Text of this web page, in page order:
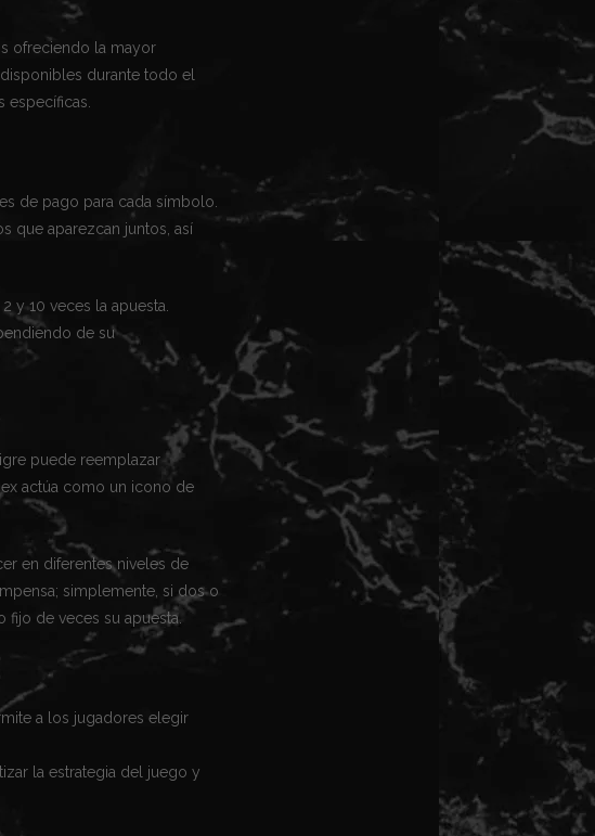
ofreciendo la mayor
durante todo el
específicas.
de pago para cada símbolo.
que aparezcan juntos, así
y 10 veces la apuesta.
de su
puede reemplazar
actúa como un icono de
en diferentes niveles de
simplemente, si dos o
de veces su apuesta.
a los jugadores elegir
la estrategia del juego y